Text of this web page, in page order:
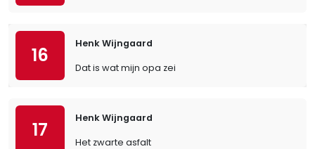
16
Henk Wijngaard
Dat is wat mijn opa zei
17
Henk Wijngaard
Het zwarte asfalt